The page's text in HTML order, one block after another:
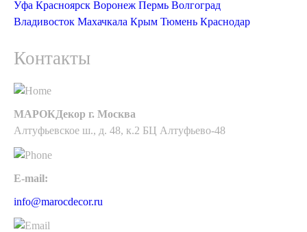
Уфа Красноярск Воронеж Пермь Волгоград
Владивосток Махачкала Крым Тюмень Краснодар
Контакты
МАРОКДекор г. Москва
Алтуфьевское ш., д. 48, к.2 БЦ Алтуфьево-48
E-mail:
info@marocdecor.ru